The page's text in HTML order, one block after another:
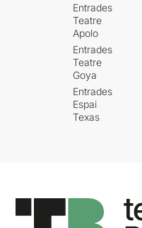
Entrades
Teatre
Apolo
Entrades
Teatre
Goya
Entrades
Espai
Texas